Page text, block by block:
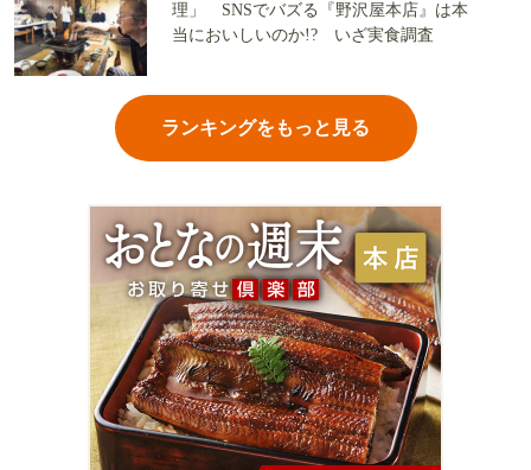
理」 SNSでバズる『野沢屋本店』は本
当においしいのか!? いざ実食調査
ランキングをもっと見る